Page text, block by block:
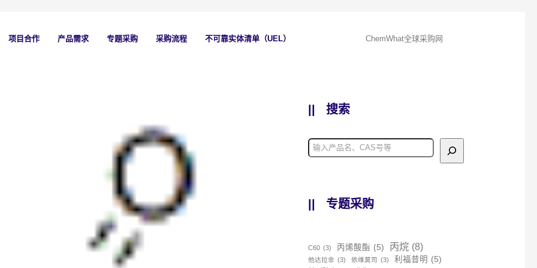
ChemWhat全球采购网
项目合作 产品需求 专题采购 采购流程 不可靠实体清单（UEL）
搜索
专题采购
C60 (3) 丙烯酸酯 (5) 丙烷 (8)
他达拉非 (3) 依维莫司 (3) 利福昔明 (5)